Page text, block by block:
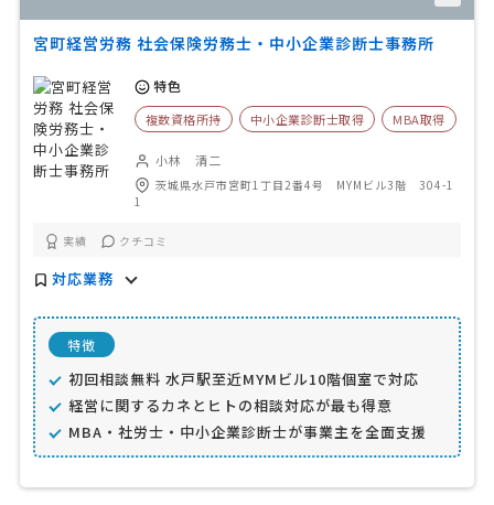
宮町経営労務 社会保険労務士・中小企業診断士事務所
特色
複数資格所持 中小企業診断士取得 MBA取得
小林 清二
茨城県水戸市宮町1丁目2番4号 MYMビル3階 304-1
1
実績 クチコミ
対応業務
特徴
初回相談無料 水戸駅至近MYMビル10階個室で対応
経営に関するカネとヒトの相談対応が最も得意
MBA・社労士・中小企業診断士が事業主を全面支援